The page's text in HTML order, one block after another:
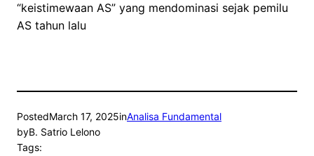
“keistimewaan AS” yang mendominasi sejak pemilu
AS tahun lalu
PostedMarch 17, 2025inAnalisa Fundamental
byB. Satrio Lelono
Tags: